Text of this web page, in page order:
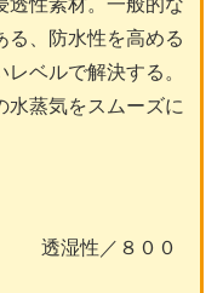
る、防水性を高める
ベルで解決する。
水蒸気をスムーズに
透湿性／８００